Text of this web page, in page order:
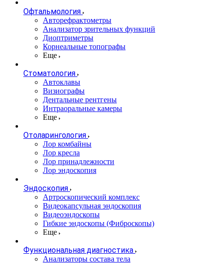
Офтальмология
Авторефрактометры
Анализатор зрительных функций
Диоптриметры
Корнеальные топографы
Еще
Стоматология
Автоклавы
Визиографы
Дентальные рентгены
Интраоральные камеры
Еще
Отоларингология
Лор комбайны
Лор кресла
Лор принадлежности
Лор эндоскопия
Эндоскопия
Артроскопический комплекс
Видеокапсульная эндоскопия
Видеоэндоскопы
Гибкие эндоскопы (Фиброcкопы)
Еще
Функциональная диагностика
Анализаторы состава тела